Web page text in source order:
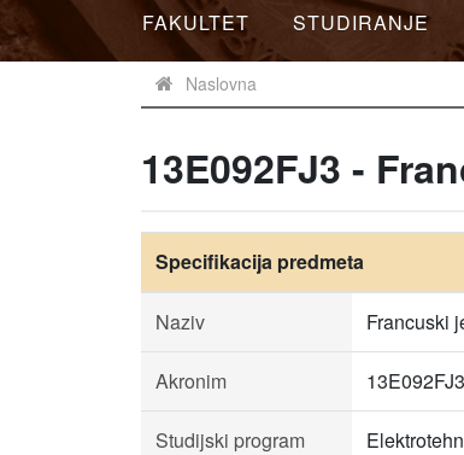
FAKULTET STUDIRANJE
Naslovna
13E092FJ3 -
Specifikacija predmeta
Naziv Francuski
Akronim 13E092FJ3
Studijski program